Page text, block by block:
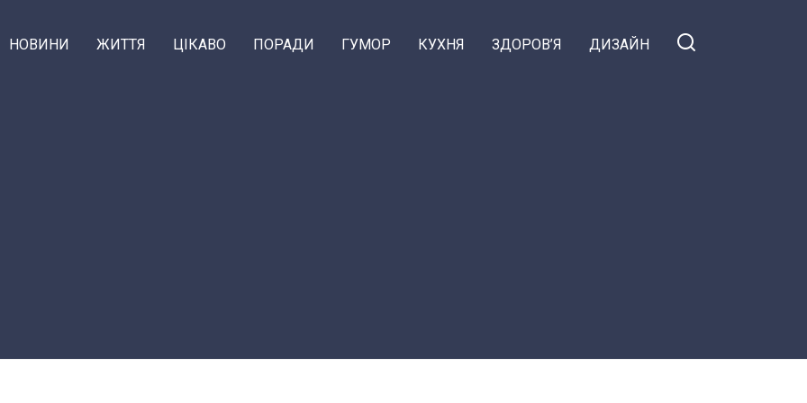
НОВИНИ ЖИТТЯ ЦІКАВО ПОРАДИ ГУМОР КУХНЯ ЗДОРОВ’Я ДИЗАЙН